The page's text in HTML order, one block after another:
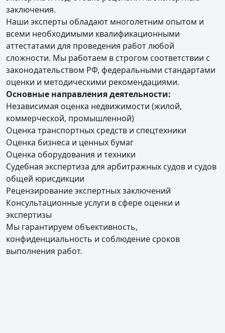
заключения.
Наши эксперты обладают многолетним опытом и
всеми необходимыми квалификационными
аттестатами для проведения работ любой
сложности. Мы работаем в строгом соответствии с
законодательством РФ, федеральными стандартами
оценки и методическими рекомендациями.
Основные направления деятельности:
Независимая оценка недвижимости (жилой,
коммерческой, промышленной)
Оценка транспортных средств и спецтехники
Оценка бизнеса и ценных бумаг
Оценка оборудования и техники
Судебная экспертиза для арбитражных судов и судов
общей юрисдикции
Рецензирование экспертных заключений
Консультационные услуги в сфере оценки и
экспертизы
Мы гарантируем объективность,
конфиденциальность и соблюдение сроков
выполнения работ.